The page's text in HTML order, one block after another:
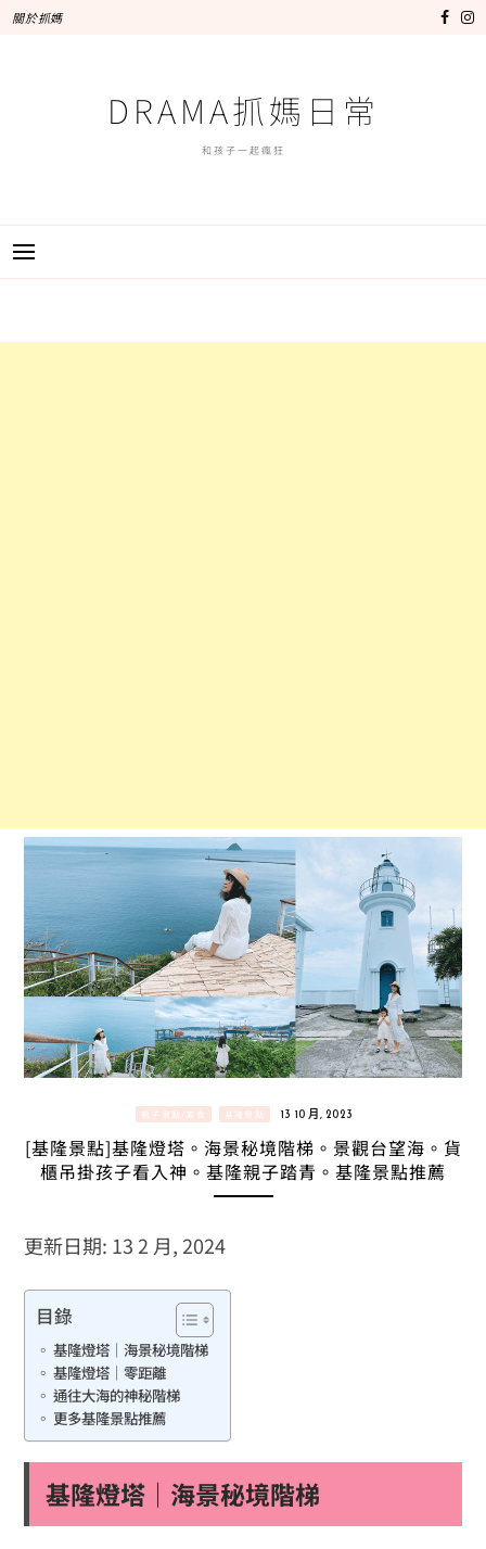
關於抓媽
DRAMA抓媽日常
和孩子一起瘋狂
親子景點/美食 基隆景點 13 10 月, 2023
[基隆景點]基隆燈塔。海景秘境階梯。景觀台望海。貨
櫃吊掛孩子看入神。基隆親子踏青。基隆景點推薦
更新日期: 13 2 月, 2024
目錄
基隆燈塔｜海景秘境階梯
基隆燈塔｜零距離
通往大海的神秘階梯
更多基隆景點推薦
基隆燈塔｜海景秘境階梯